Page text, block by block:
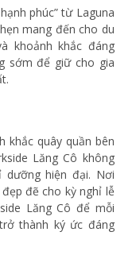
phúc” từ Laguna
mang đến cho du
khoảnh khắc đáng
sớm để giữ cho gia
khắc quây quần bên
Lăng Cô không
dưỡng hiện đại. Nơi
đẽ cho kỳ nghỉ lễ
Lăng Cô để mỗi
thành ký ức đáng